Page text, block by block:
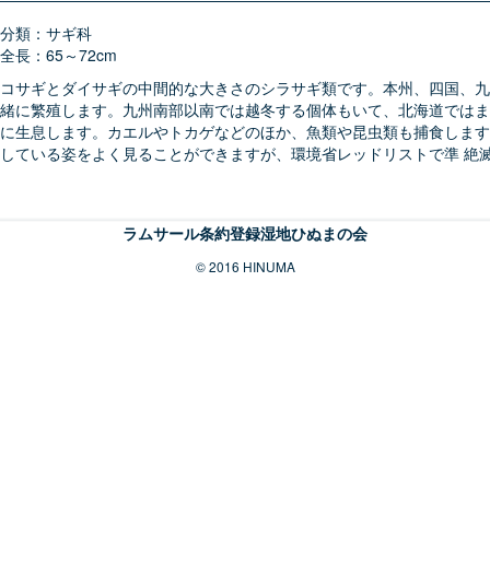
分類：サギ科
全長：65～72cm
コサギとダイサギの中間的な大きさのシラサギ類です。本州、四国、
緒に繁殖します。九州南部以南では越冬する個体もいて、北海道では
に生息します。カエルやトカゲなどのほか、魚類や昆虫類も捕食しま
している姿をよく見ることができますが、環境省レッドリストで準 絶
ラムサール条約登録湿地ひぬまの会
© 2016 HINUMA